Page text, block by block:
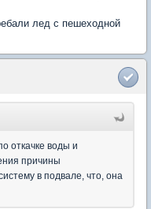
лед с пешеходной
откачке воды и
причины
в подвале, что, она